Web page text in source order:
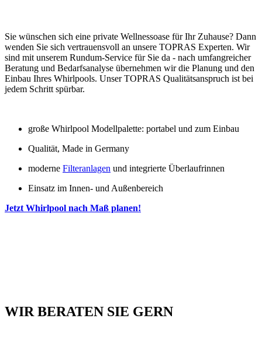
Sie wünschen sich eine private Wellnessoase für Ihr Zuhause? Dann
wenden Sie sich vertrauensvoll an unsere TOPRAS Experten. Wir
sind mit unserem Rundum-Service für Sie da - nach umfangreicher
Beratung und Bedarfsanalyse übernehmen wir die Planung und den
Einbau Ihres Whirlpools. Unser TOPRAS Qualitätsanspruch ist bei
jedem Schritt spürbar.
große Whirlpool Modellpalette: portabel und zum Einbau
Qualität, Made in Germany
moderne Filteranlagen und integrierte Überlaufrinnen
Einsatz im Innen- und Außenbereich
Jetzt Whirlpool nach Maß planen!
WIR BERATEN SIE GERN